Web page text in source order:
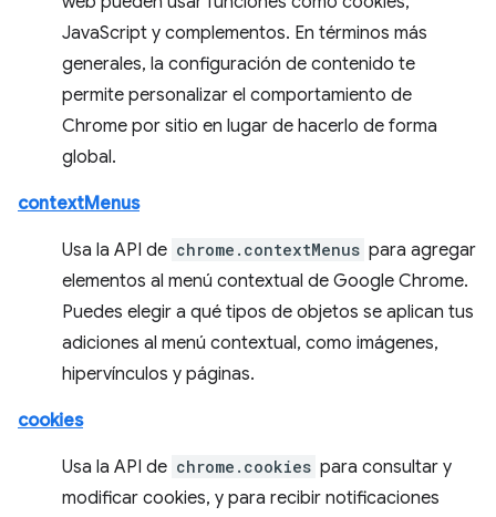
JavaScript y complementos. En términos más
generales, la configuración de contenido te
permite personalizar el comportamiento de
Chrome por sitio en lugar de hacerlo de forma
global.
contextMenus
Usa la API de chrome.contextMenus para agregar
elementos al menú contextual de Google Chrome.
Puedes elegir a qué tipos de objetos se aplican tus
adiciones al menú contextual, como imágenes,
hipervínculos y páginas.
cookies
Usa la API de chrome.cookies para consultar y
modificar cookies, y para recibir notificaciones